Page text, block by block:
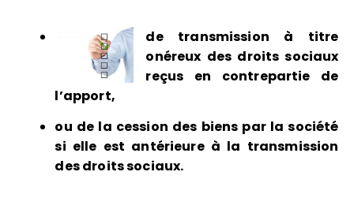
de transmission à titre
onéreux des droits sociaux
reçus en contrepartie de
l’apport,
ou de la cession des biens par la société
si elle est antérieure à la transmission
des droits sociaux.